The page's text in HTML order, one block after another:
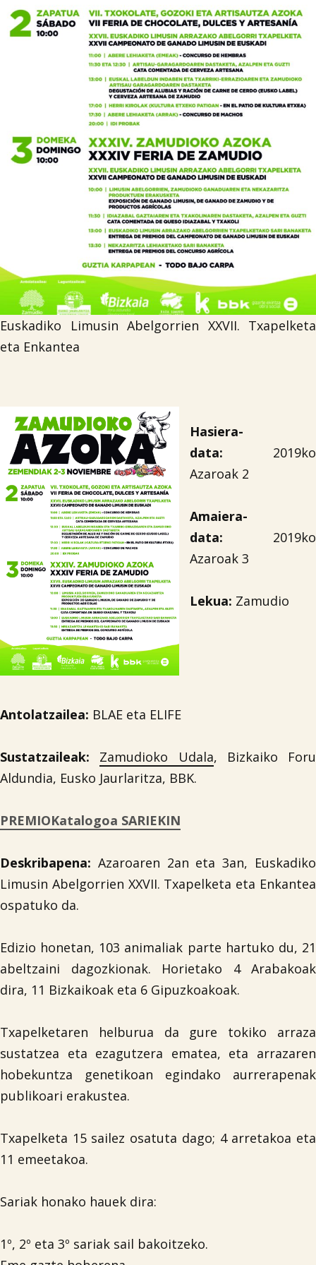
Iragarki-taula
Euskadiko Limusin Abelgorrien XXVII. Txapelketa
eta Enkantea
Hasiera-
data: 2019ko
Azaroak 2
Amaiera-
data: 2019ko
Azaroak 3
Lekua: Zamudio
Antolatzailea: BLAE eta ELIFE
Sustatzaileak: Zamudioko Udala, Bizkaiko Foru
Aldundia, Eusko Jaurlaritza, BBK.
PREMIOKatalogoa SARIEKIN
Deskribapena: Azaroaren 2an eta 3an, Euskadiko
Limusin Abelgorrien XXVII. Txapelketa eta Enkantea
ospatuko da.
Edizio honetan, 103 animaliak parte hartuko du, 21
abeltzaini dagozkionak. Horietako 4 Arabakoak
dira, 11 Bizkaikoak eta 6 Gipuzkoakoak.
Txapelketaren helburua da gure tokiko arraza
sustatzea eta ezagutzera ematea, eta arrazaren
hobekuntza genetikoan egindako aurrerapenak
publikoari erakustea.
Txapelketa 15 sailez osatuta dago; 4 arretakoa eta
11 emeetakoa.
Sariak honako hauek dira:
1º, 2º eta 3º sariak sail bakoitzeko.